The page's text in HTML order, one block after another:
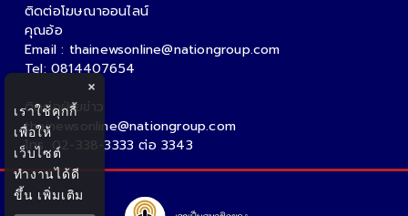
ติดต่อโฆษณาออนไลน์
คุณอ้อ
Email : thainewsonline@nationgroup.com
Tel: 0814407654
ติดต่อฝ่ายข่าว
thainewsonline@nationgroup.com
โทร. 02-338-3333 ต่อ 3343
×
เราใช้คุกกี้
เพื่อให้
เว็บไซต์
ทำงานได้ดี
ขึ้น เพิ่มเติม